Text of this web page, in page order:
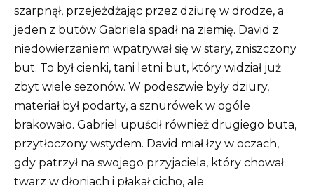
szarpnął, przejeżdżając przez dziurę w drodze, a
jeden z butów Gabriela spadł na ziemię. David z
niedowierzaniem wpatrywał się w stary, zniszczony
but. To był cienki, tani letni but, który widział już
zbyt wiele sezonów. W podeszwie były dziury,
materiał był podarty, a sznurówek w ogóle
brakowało. Gabriel upuścił również drugiego buta,
przytłoczony wstydem. David miał łzy w oczach,
gdy patrzył na swojego przyjaciela, który chował
twarz w dłoniach i płakał cicho, ale